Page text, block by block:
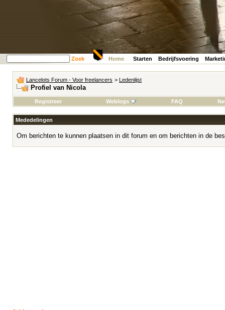
Zoek Home Starten Bedrijfsvoering
Lancelots Forum - Voor freelancers > Ledenlijst
Profiel van Nicola
Registreer Weblogs FAQ
Mededelingen
Om berichten te kunnen plaatsen in dit forum en om berichten in de